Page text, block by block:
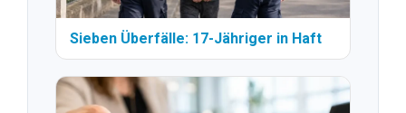
Sieben Überfälle: 17-Jähriger in Haft